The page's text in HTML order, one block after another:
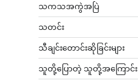
သကသအကွဲအပြဲ
သတင်း
သီချင်းတောင်းဆိုခြင်းများ
သူတို့ပြောတဲ့ သူတို့အကြောင်း